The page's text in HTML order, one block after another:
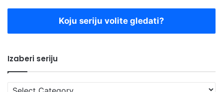
Koju seriju volite gledati?
Izaberi seriju
Izaberi